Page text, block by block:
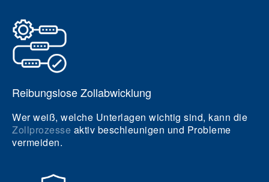
Reibungslose Zollabwicklung
Wer weiß, welche Unterlagen wichtig sind, kann die
Zollprozesse aktiv beschleunigen und Probleme
vermeiden.